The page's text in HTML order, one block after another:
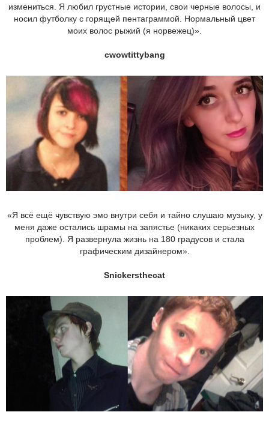
измениться. Я любил грустные истории, свои черные волосы, и
носил футболку с горящей пентаграммой. Нормальный цвет
моих волос рыжий (я норвежец)».
cwowtittybang
«Я всё ещё чувствую эмо внутри себя и тайно слушаю музыку, у
меня даже остались шрамы на запястье (никаких серьезных
проблем). Я развернула жизнь на 180 градусов и стала
графическим дизайнером».
Snickersthecat